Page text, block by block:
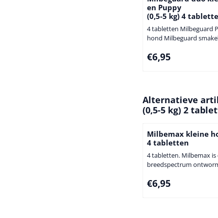
en Puppy
(0,5-5 kg) 4
4 tabletten Milbeguard
hond Milbeguard smakelijke
vleessmaak) voor
geschikt voor de
de preventie van
Milbeguardis tevens
mogen uitsluitend oraa...
Prijs: 6,95
€6,95
Alternatieve
(0,5-5 kg) 2
Milbemax kleine
4 tabletten
4 tabletten. Milbemax is
breedspectrum
kauwtablet. Milbemax is
Prijs: 6,95
€6,95